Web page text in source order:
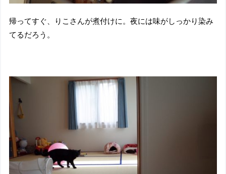
帰ってすぐ、りこさんが煮付けに。夜には味がしっかり染み
てるだろう。